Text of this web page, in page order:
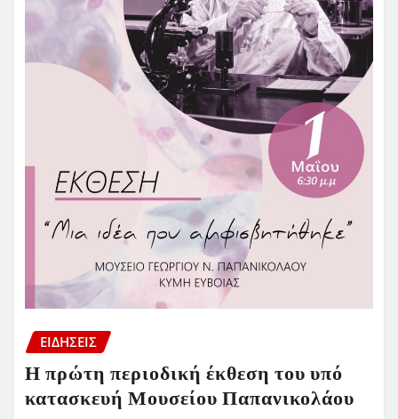
ΕΙΔΗΣΕΙΣ
Η πρώτη περιοδική έκθεση του υπό
κατασκευή Μουσείου Παπανικολάου